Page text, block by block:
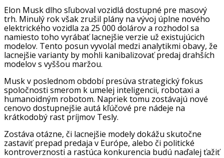
Elon Musk dlho sľuboval vozidlá dostupné pre masový
trh. Minulý rok však zrušil plány na vývoj úplne nového
elektrického vozidla za 25 000 dolárov a rozhodol sa
namiesto toho vyrábať lacnejšie verzie už existujúcich
modelov. Tento posun vyvolal medzi analytikmi obavy, že
lacnejšie varianty by mohli kanibalizovať predaj drahších
modelov s vyššou maržou.
Musk v poslednom období presúva strategický fokus
spoločnosti smerom k umelej inteligencii, robotaxi a
humanoidným robotom. Napriek tomu zostávajú nové
cenovo dostupnejšie autá kľúčové pre nádeje na
krátkodobý rast príjmov Tesly.
Zostáva otázne, či lacnejšie modely dokážu skutočne
zastaviť prepad predaja v Európe, alebo či politické
kontroverznosti a rastúca konkurencia budú naďalej ťažiť